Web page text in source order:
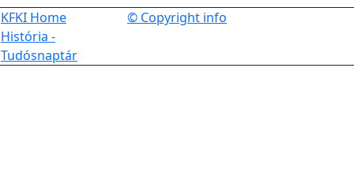
KFKI Home
História -
Tudósnaptár
© Copyright info